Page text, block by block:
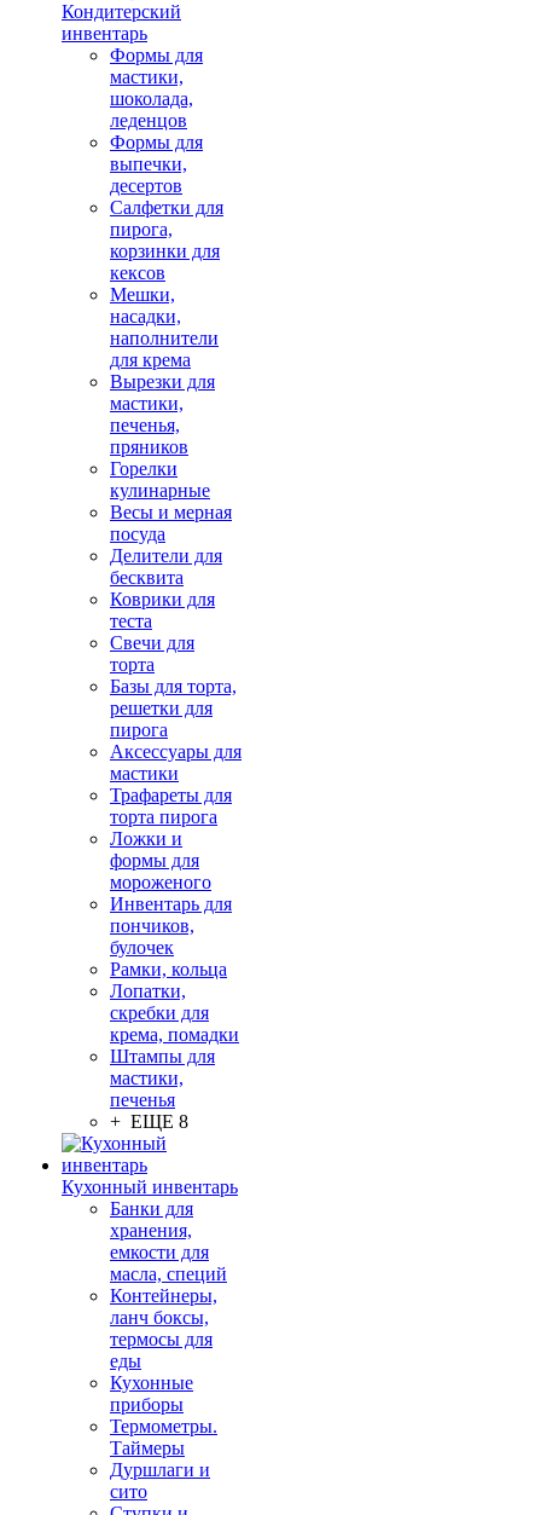
Кондитерский
инвентарь
Формы для
мастики,
шоколада,
леденцов
Формы для
выпечки,
десертов
Салфетки для
пирога,
корзинки для
кексов
Мешки,
насадки,
наполнители
для крема
Вырезки для
мастики,
печенья,
пряников
Горелки
кулинарные
Весы и мерная
посуда
Делители для
бесквита
Коврики для
теста
Свечи для
торта
Базы для торта,
решетки для
пирога
Аксессуары для
мастики
Трафареты для
торта пирога
Ложки и
формы для
мороженого
Инвентарь для
пончиков,
булочек
Рамки, кольца
Лопатки,
скребки для
крема, помадки
Штампы для
мастики,
печенья
+ ЕЩЕ 8
Кухонный инвентарь
Банки для
хранения,
емкости для
масла, специй
Контейнеры,
ланч боксы,
термосы для
еды
Кухонные
приборы
Термометры.
Таймеры
Дуршлаги и
сито